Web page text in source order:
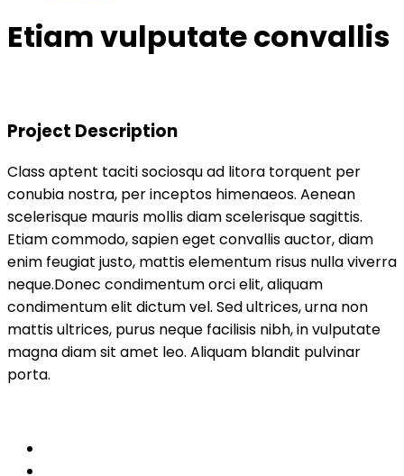
Etiam vulputate convallis
Project Description
Class aptent taciti sociosqu ad litora torquent per
conubia nostra, per inceptos himenaeos. Aenean
scelerisque mauris mollis diam scelerisque sagittis.
Etiam commodo, sapien eget convallis auctor, diam
enim feugiat justo, mattis elementum risus nulla viverra
neque.Donec condimentum orci elit, aliquam
condimentum elit dictum vel. Sed ultrices, urna non
mattis ultrices, purus neque facilisis nibh, in vulputate
magna diam sit amet leo. Aliquam blandit pulvinar
porta.